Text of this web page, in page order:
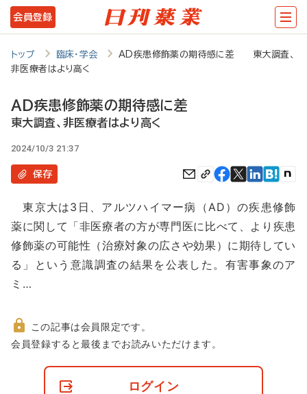
メ
イ
テ
ツ
に
動
会員登録
トップ 臨床・学会
AD疾患修飾薬の期待感に差 東大調査、
非医療者はより高く
AD疾患修飾薬の期待感に差
東大調査、非医療者はより高く
2024/10/3 21:37
保存
東京大は3日、アルツハイマー病（AD）の疾患修飾
薬に関して「非医療者の方が専門医に比べて、より疾患
修飾薬の可能性（治療対象の広さや効果）に期待してい
る」という意識調査の結果を公表した。有害事象のア
ミ…
非
この記事は会員限定です。
会員登録すると最後までお読みいただけます。
ログイン